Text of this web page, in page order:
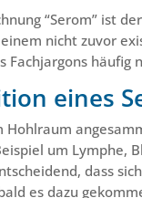
“Serom” ist
nicht zuvor
Fachjargons häufig
eines
Hohlraum
um Lymphe,
dass
es dazu